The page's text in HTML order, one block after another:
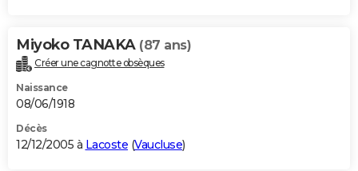
Miyoko TANAKA (87 ans)
Créer une cagnotte obsèques
Naissance
08/06/1918
Décès
12/12/2005 à Lacoste (Vaucluse)